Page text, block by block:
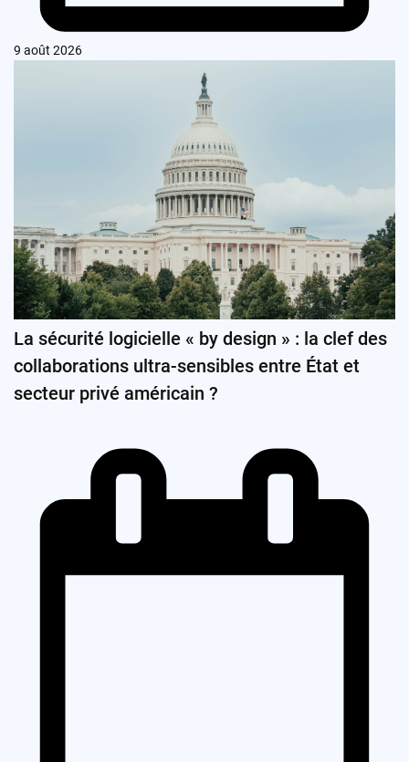
9 août 2026
La sécurité logicielle « by design » : la clef des
collaborations ultra-sensibles entre État et
secteur privé américain ?